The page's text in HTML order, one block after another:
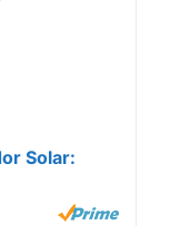
Solar: